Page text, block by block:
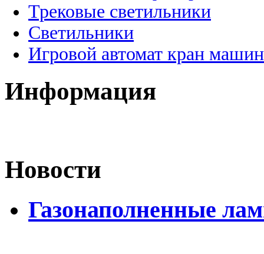
Трековые светильники
Светильники
Игровой автомат кран
Информация
Новости
Газонаполненные